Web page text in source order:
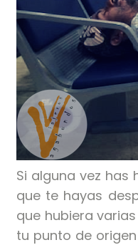
Si alguna vez has
que te hayas
que hubiera
tu punto de